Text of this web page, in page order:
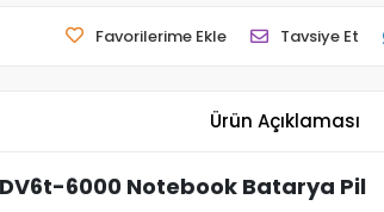
Favorilerime Ekle Tavsiye Et
Ürün Açıklaması
6000 Notebook Batarya Pil